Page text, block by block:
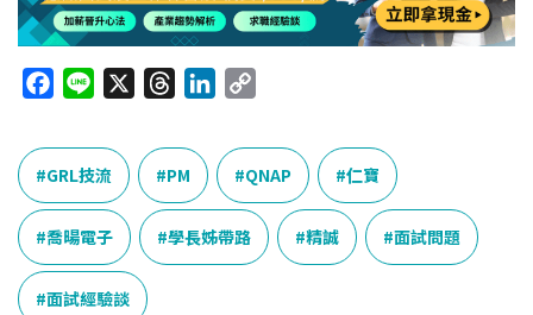
c
e
b
o
o
k
n
e
r
e
a
d
s
k
e
d
I
p
y
L
n
GRL技流 PM QNAP 仁寶
喬暘電子 學長姊帶路 精誠 面試問題
面試經驗談